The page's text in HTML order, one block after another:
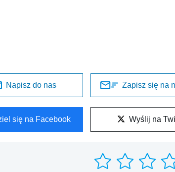
Napisz do nas Zapisz się na
się na Facebook Wyślij na